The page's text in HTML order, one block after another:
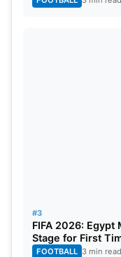
#3
FIFA 2026: Egypt
Stage for First
FOOTBALL 3 min read